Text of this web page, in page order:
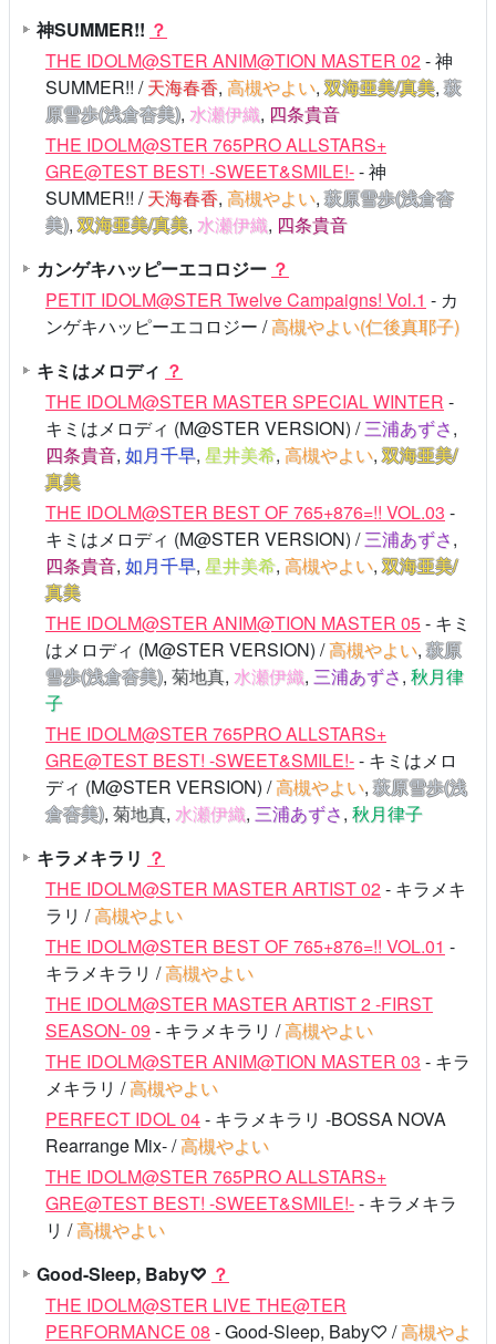
神SUMMER!! ？
THE IDOLM@STER ANIM@TION MASTER 02- 神
SUMMER!! /天海春香, 高槻やよい,双海亜美/真美,萩
原雪歩(浅倉杏美), 水瀬伊織, 四条貴音
THE IDOLM@STER 765PRO ALLSTARS+
GRE@TEST BEST! -SWEET&SMILE!-- 神
SUMMER!! /天海春香, 高槻やよい,萩原雪歩(浅倉杏
美),双海亜美/真美, 水瀬伊織, 四条貴音
カンゲキハッピーエコロジー ？
PETIT IDOLM@STER Twelve Campaigns! Vol.1 - カ
ンゲキハッピーエコロジー /高槻やよい(仁後真耶子)
キミはメロディ ？
THE IDOLM@STER MASTER SPECIAL WINTER -
キミはメロディ (M@STER VERSION) /三浦あずさ,
四条貴音, 如月千早, 星井美希, 高槻やよい,双海亜美/
真美
THE IDOLM@STER BEST OF 765+876=!! VOL.03 -
キミはメロディ (M@STER VERSION) /三浦あずさ,
四条貴音, 如月千早, 星井美希, 高槻やよい,双海亜美/
真美
THE IDOLM@STER ANIM@TION MASTER 05- キミ
はメロディ (M@STER VERSION) /高槻やよい,萩原
雪歩(浅倉杏美), 菊地真, 水瀬伊織, 三浦あずさ, 秋月律
子
THE IDOLM@STER 765PRO ALLSTARS+
GRE@TEST BEST! -SWEET&SMILE!-- キミはメロ
ディ (M@STER VERSION) /高槻やよい,萩原雪歩(浅
倉杏美), 菊地真, 水瀬伊織, 三浦あずさ, 秋月律子
キラメキラリ ？
THE IDOLM@STER MASTER ARTIST 02- キラメキ
ラリ /高槻やよい
THE IDOLM@STER BEST OF 765+876=!! VOL.01 -
キラメキラリ /高槻やよい
THE IDOLM@STER MASTER ARTIST 2 -FIRST
SEASON- 09 - キラメキラリ /高槻やよい
THE IDOLM@STER ANIM@TION MASTER 03 - キラ
メキラリ /高槻やよい
PERFECT IDOL 04- キラメキラリ -BOSSA NOVA
Rearrange Mix- /高槻やよい
THE IDOLM@STER 765PRO ALLSTARS+
GRE@TEST BEST! -SWEET&SMILE!-- キラメキラ
リ /高槻やよい
Good-Sleep, Baby♡ ？
THE IDOLM@STER LIVE THE@TER
PERFORMANCE 08 - Good-Sleep, Baby♡ /高槻やよ